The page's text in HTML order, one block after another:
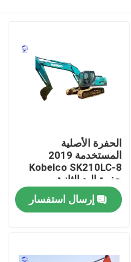
الحفرة الأصلية
المستخدمة 2019
Kobelco SK210LC-8
حفرة اليد الثانية
إرسال استفسار